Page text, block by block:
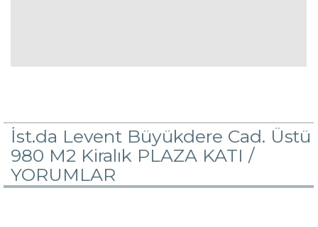
İst.da Levent Büyükdere Cad. Üstü
980 M2 Kiralık PLAZA KATI /
YORUMLAR